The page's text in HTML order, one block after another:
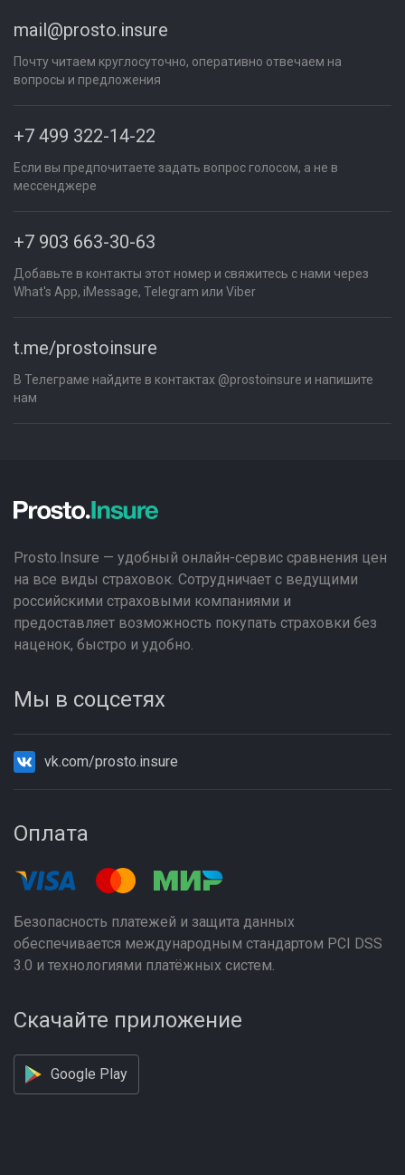
mail@prosto.insure
Почту читаем круглосуточно, оперативно отвечаем на
вопросы и предложения
+7 499 322-14-22
Если вы предпочитаете задать вопрос голосом, а не в
мессенджере
+7 903 663-30-63
Добавьте в контакты этот номер и свяжитесь с нами через
What's App, iMessage, Telegram или Viber
t.me/prostoinsure
В Телеграме найдите в контактах @prostoinsure и напишите
нам
Prosto.Insure — удобный онлайн-сервис сравнения цен
на все виды страховок. Сотрудничает с ведущими
российскими страховыми компаниями и
предоставляет возможность покупать страховки без
наценок, быстро и удобно.
Мы в соцсетях
vk.com/prosto.insure
Оплата
Безопасность платежей и защита данных
обеспечивается международным стандартом PCI DSS
3.0 и технологиями платёжных систем.
Скачайте приложение
Google Play